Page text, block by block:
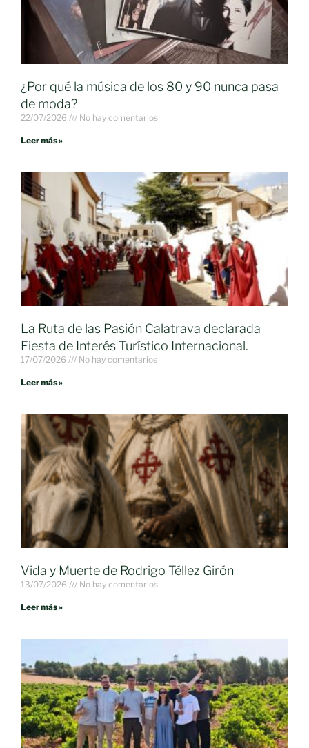
¿Por qué la música de los 80 y 90 nunca pasa
de moda?
22/07/2026 No hay comentarios
Leer más »
La Ruta de las Pasión Calatrava declarada
Fiesta de Interés Turístico Internacional.
17/07/2026 No hay comentarios
Leer más »
Vida y Muerte de Rodrigo Téllez Girón
13/07/2026 No hay comentarios
Leer más »